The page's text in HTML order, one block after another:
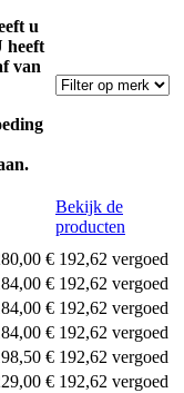
u
heeft
van
Bekijk de
producten
€ 192,62 vergoed
€ 192,62 vergoed
€ 192,62 vergoed
€ 192,62 vergoed
€ 192,62 vergoed
€ 192,62 vergoed